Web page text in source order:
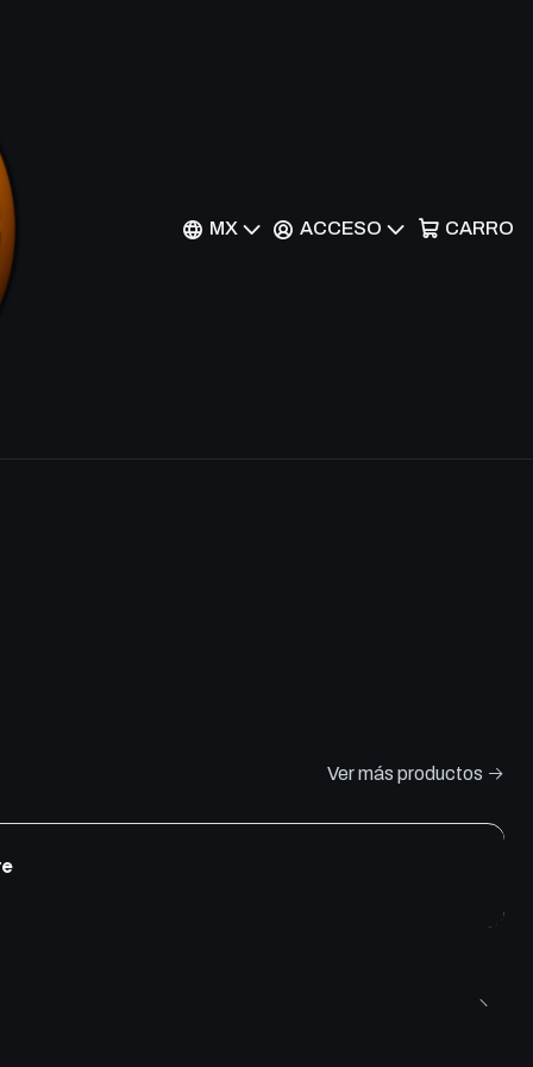
MX ACCESO CARRO
- Secret Rare
Ver más productos